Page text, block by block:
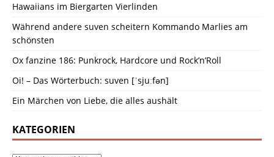
Hawaiians im Biergarten Vierlinden
Während andere suven scheitern Kommando Marlies am
schönsten
Ox fanzine 186: Punkrock, Hardcore und Rock’n’Roll
Oi! – Das Wörterbuch: suven [ˈsjuːfən]
Ein Märchen von Liebe, die alles aushält
KATEGORIEN